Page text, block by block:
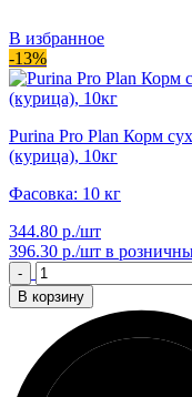
В избранное
-13%
Purina Pro Plan Корм
(курица), 10кг
Фасовка: 10 кг
344.80 р./шт
396.30 р./шт в
-
В корзину